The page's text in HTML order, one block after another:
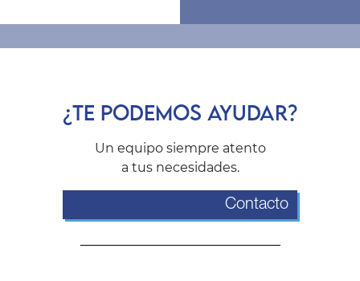
¿TE PODEMOS AYUDAR?
Un equipo siempre atento
a tus necesidades.
Contacto